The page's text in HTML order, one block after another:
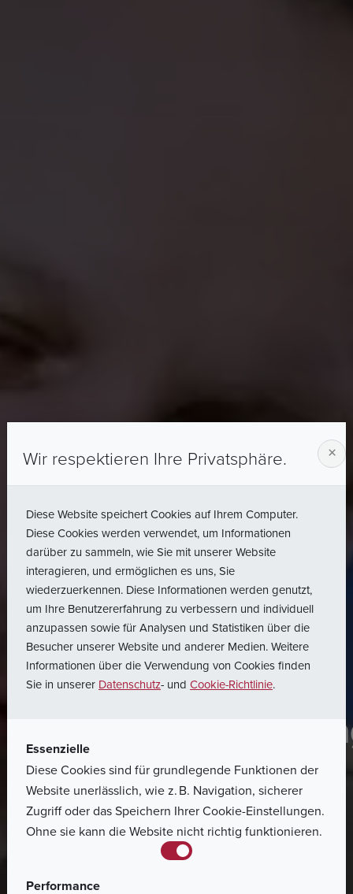
Home Lieferanten
Polen
Unseren Partnern und Lieferanten der Brose Sitech
sp. z o.o. stehen die Lieferantenhandbücher und
Wir respektieren Ihre Privatsphäre. ×
Diese Website speichert Cookies auf Ihrem Computer.
Diese Cookies werden verwendet, um Informationen
darüber zu sammeln, wie Sie mit unserer Website
interagieren, und ermöglichen es uns, Sie
wiederzuerkennen. Diese Informationen werden genutzt,
um Ihre Benutzererfahrung zu verbessern und individuell
anzupassen sowie für Analysen und Statistiken über die
Besucher unserer Website und anderer Medien. Weitere
Informationen über die Verwendung von Cookies finden
Sie in unserer Datenschutz- und Cookie-Richtlinie.
Essenzielle
Diese Cookies sind für grundlegende Funktionen der
Website unerlässlich, wie z. B. Navigation, sicherer
Zugriff oder das Speichern Ihrer Cookie-Einstellungen.
Ohne sie kann die Website nicht richtig funktionieren.
Performance